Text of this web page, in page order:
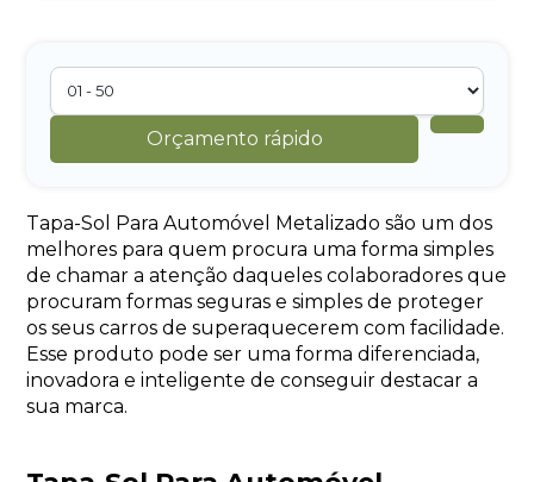
Orçamento rápido
Tapa-Sol Para Automóvel Metalizado são um dos
melhores para quem procura uma forma simples
de chamar a atenção daqueles colaboradores que
procuram formas seguras e simples de proteger
os seus carros de superaquecerem com facilidade.
Esse produto pode ser uma forma diferenciada,
inovadora e inteligente de conseguir destacar a
sua marca.